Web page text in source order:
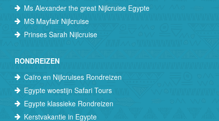
Ms Alexander the great Nijlcruise Egypte
MS Mayfair Nijlcruise
Prinses Sarah Nijlcruise
RONDREIZEN
Caïro en Nijlcruises Rondreizen
Egypte woestijn Safari Tours
Egypte klassieke Rondreizen
Kerstvakantie in Egypte